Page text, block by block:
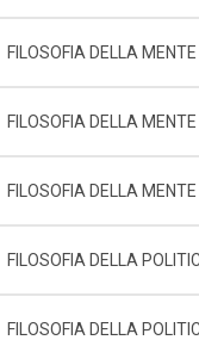
FILOSOFIA DELLA
FILOSOFIA DELLA
FILOSOFIA DELLA
FILOSOFIA DELLA
FILOSOFIA DELLA